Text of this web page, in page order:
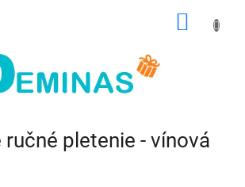
ručné pletenie - vínová